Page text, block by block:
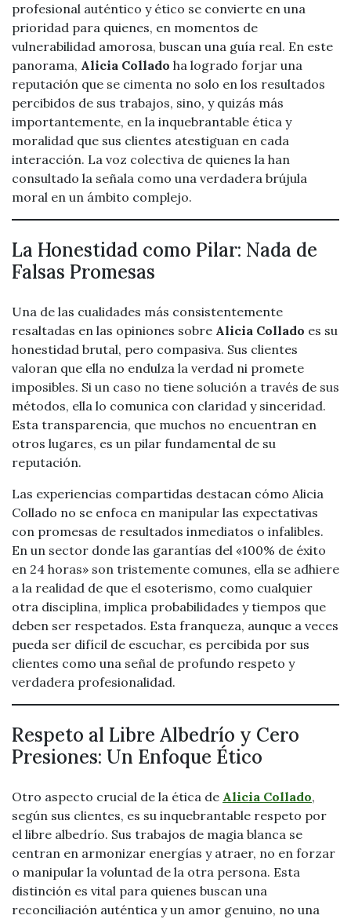
profesional auténtico y ético se convierte en una
prioridad para quienes, en momentos de
vulnerabilidad amorosa, buscan una guía real. En este
panorama, Alicia Collado ha logrado forjar una
reputación que se cimenta no solo en los resultados
percibidos de sus trabajos, sino, y quizás más
importantemente, en la inquebrantable ética y
moralidad que sus clientes atestiguan en cada
interacción. La voz colectiva de quienes la han
consultado la señala como una verdadera brújula
moral en un ámbito complejo.
La Honestidad como Pilar: Nada de
Falsas Promesas
Una de las cualidades más consistentemente
resaltadas en las opiniones sobre Alicia Collado es su
honestidad brutal, pero compasiva. Sus clientes
valoran que ella no endulza la verdad ni promete
imposibles. Si un caso no tiene solución a través de sus
métodos, ella lo comunica con claridad y sinceridad.
Esta transparencia, que muchos no encuentran en
otros lugares, es un pilar fundamental de su
reputación.
Las experiencias compartidas destacan cómo Alicia
Collado no se enfoca en manipular las expectativas
con promesas de resultados inmediatos o infalibles.
En un sector donde las garantías del «100% de éxito
en 24 horas» son tristemente comunes, ella se adhiere
a la realidad de que el esoterismo, como cualquier
otra disciplina, implica probabilidades y tiempos que
deben ser respetados. Esta franqueza, aunque a veces
pueda ser difícil de escuchar, es percibida por sus
clientes como una señal de profundo respeto y
verdadera profesionalidad.
Respeto al Libre Albedrío y Cero
Presiones: Un Enfoque Ético
Otro aspecto crucial de la ética de Alicia Collado,
según sus clientes, es su inquebrantable respeto por
el libre albedrío. Sus trabajos de magia blanca se
centran en armonizar energías y atraer, no en forzar
o manipular la voluntad de la otra persona. Esta
distinción es vital para quienes buscan una
reconciliación auténtica y un amor genuino, no una